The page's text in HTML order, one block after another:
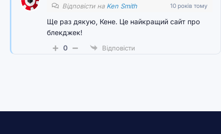
Відповісти на Ken Smith 10 років тому
Ще раз дякую, Кене. Це найкращий сайт про
блекджек!
0
Відповісти